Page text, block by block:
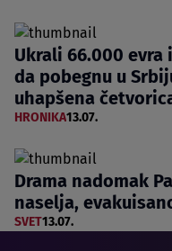
Ukrali 66.000 evra
da pobegnu u
uhapšena
HRONIKA13.07.
Drama nadomak
naselja,
SVET13.07.